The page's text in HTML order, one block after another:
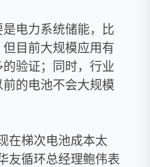
电力系统储能，比
目前大规模应用有
验证；同时，行业
的电池不会大规模
在梯次电池成本太
友循环总经理鲍伟表